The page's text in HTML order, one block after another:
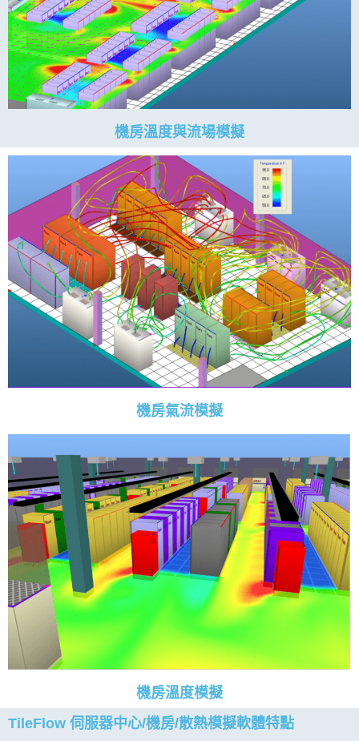
機房溫度與流場模擬
機房氣流模擬
機房溫度模擬
TileFlow 伺服器中心/機房/散熱模擬軟體特點